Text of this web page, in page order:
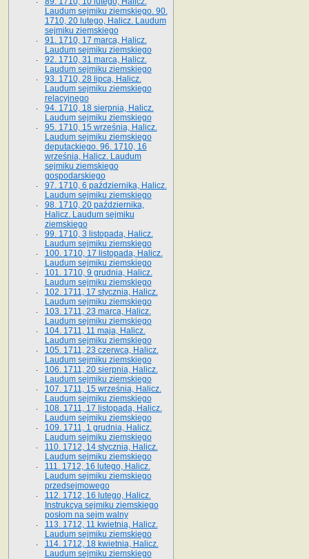
Laudum sejmiku ziemskiego. 90.
1710, 20 lutego, Halicz. Laudum
sejmiku ziemskiego
91. 1710, 17 marca, Halicz.
Laudum sejmiku ziemskiego
92. 1710, 31 marca, Halicz.
Laudum sejmiku ziemskiego
93. 1710, 28 lipca, Halicz.
Laudum sejmiku ziemskiego
relacyjnego
94. 1710, 18 sierpnia, Halicz.
Laudum sejmiku ziemskiego
95. 1710, 15 września, Halicz.
Laudum sejmiku ziemskiego
deputackiego. 96. 1710, 16
września, Halicz. Laudum
sejmiku ziemskiego
gospodarskiego
97. 1710, 6 października, Halicz.
Laudum sejmiku ziemskiego
98. 1710, 20 października,
Halicz. Laudum sejmiku
ziemskiego
99. 1710, 3 listopada, Halicz.
Laudum sejmiku ziemskiego
100. 1710, 17 listopada, Halicz.
Laudum sejmiku ziemskiego
101. 1710, 9 grudnia, Halicz.
Laudum sejmiku ziemskiego
102. 1711, 17 stycznia, Halicz.
Laudum sejmiku ziemskiego
103. 1711, 23 marca, Halicz.
Laudum sejmiku ziemskiego
104. 1711, 11 maja, Halicz.
Laudum sejmiku ziemskiego
105. 1711, 23 czerwca, Halicz.
Laudum sejmiku ziemskiego
106. 1711, 20 sierpnia, Halicz.
Laudum sejmiku ziemskiego
107. 1711, 15 września, Halicz.
Laudum sejmiku ziemskiego
108. 1711, 17 listopada, Halicz.
Laudum sejmiku ziemskiego
109. 1711, 1 grudnia, Halicz.
Laudum sejmiku ziemskiego
110. 1712, 14 stycznia, Halicz.
Laudum sejmiku ziemskiego
111. 1712, 16 lutego, Halicz.
Laudum sejmiku ziemskiego
przedsejmowego
112. 1712, 16 lutego, Halicz.
Instrukcya sejmiku ziemskiego
posłom na sejm walny
113. 1712, 11 kwietnia, Halicz.
Laudum sejmiku ziemskiego
114. 1712, 18 kwietnia, Halicz.
Laudum sejmiku ziemskiego